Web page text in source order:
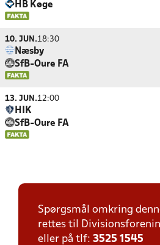
HB Køge
10. JUN.18:30
Næsby
SfB-Oure FA
13. JUN.12:00
HIK
SfB-Oure FA
Spørgsmål omkring
rettes til
eller på tlf: 3525 1545